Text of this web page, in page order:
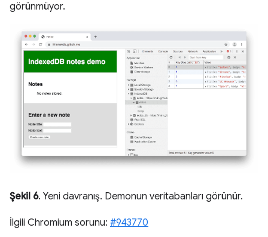
görünmüyor.
Şekil 6. Yeni davranış. Demonun veritabanları görünür.
İlgili Chromium sorunu: #943770